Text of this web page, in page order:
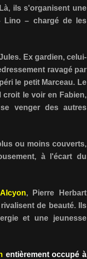
ils s'organisent une
Lino – chargé de les
Ex gardien, celui-
ravagé par
le petit Marceau. Le
le voir en Fabien,
venger des autres
ou moins couverts,
à l'écart du
Alcyon, Pierre Herbart
de beauté. Ils
et une jeunesse
entièrement occupé à